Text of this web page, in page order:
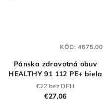
Pánska zdravotná obuv
HEALTHY 91 112 PE+ biela
€22 bez DPH
€27,06
KÓD:4675.00